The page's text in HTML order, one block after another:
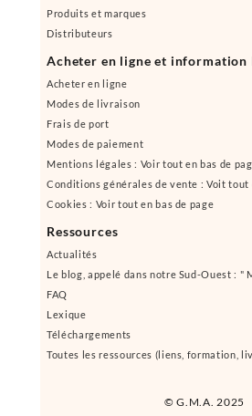
© G.M.A. 2025
Produits et marques
Distributeurs
Acheter en ligne et information
Acheter en ligne
Modes de livraison
Frais de port
Modes de paiement
Mentions légales : Voir tout en bas de
Conditions générales de vente : Voit tout
Cookies : Voir tout en bas de page
Ressources
Actualités
Le blog, appelé dans notre Sud-Ouest : "
FAQ
Lexique
Téléchargements
Toutes les ressources (liens, formation,